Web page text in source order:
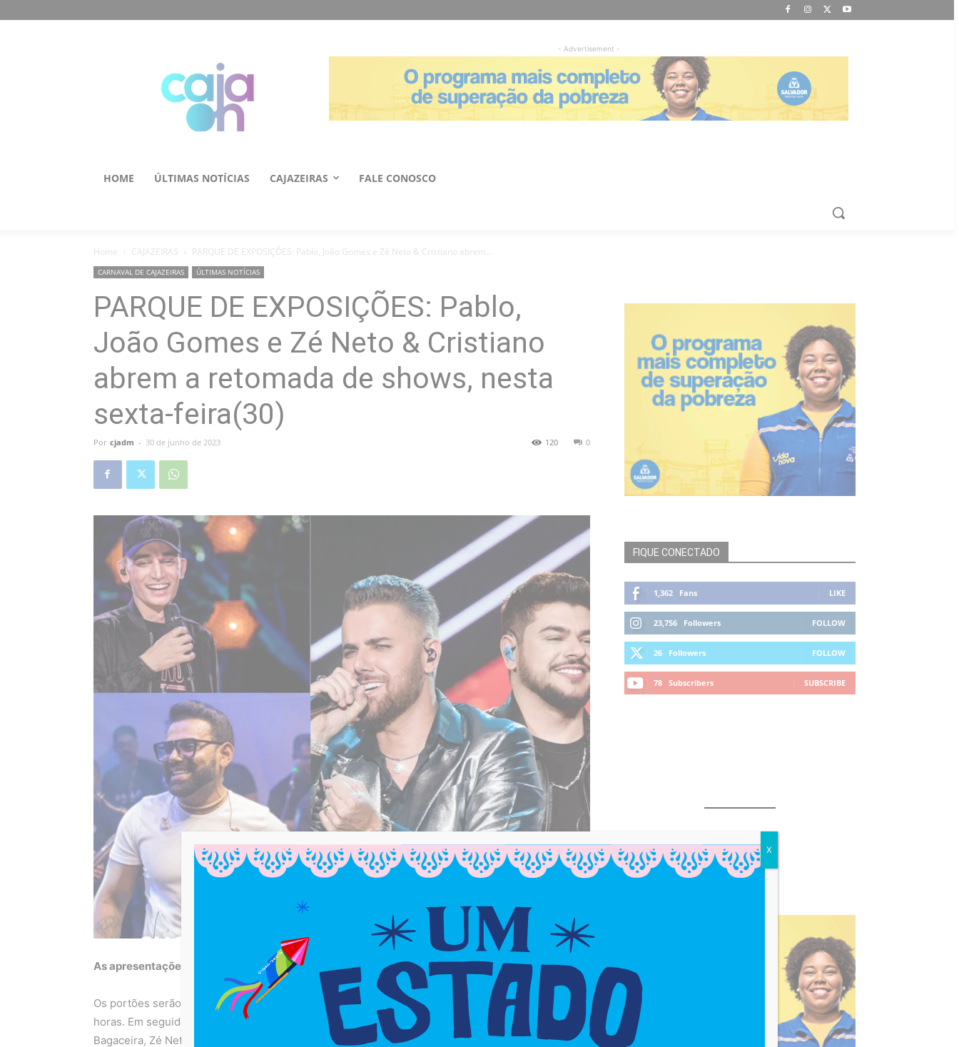
- Advertisement -
HOME ÚLTIMAS NOTÍCIAS CAJAZEIRAS FALE CONOSCO
Home CAJAZEIRAS PARQUE DE EXPOSIÇÕES: Pablo, João Gomes e Zé Neto & Cristiano abrem...
CARNAVAL DE CAJAZEIRAS ÚLTIMAS NOTÍCIAS
PARQUE DE EXPOSIÇÕES: Pablo,
João Gomes e Zé Neto & Cristiano
abrem a retomada de shows, nesta
sexta-feira(30)
Por cjadm - 30 de junho de 2023 0
120
As apresentações acontecem dentro da programação do São João da Bahia.
Os portões serão abertos às 17 horas e a Japinha Conde abre à noite como primeira atração, às 18
horas. Em seguida, se apresentam Danniel Vieira, Kevi Jonny, Iguinho & Lulinha, Filomena
Bagaceira, Zé Neto & Cristiano, Pablo e, para encerrar, o cantor João Gomes, grande ícone da
FIQUE CONECTADO
1,362 Fans LIKE
23,756 Followers FOLLOW
26 Followers FOLLOW
78 Subscribers SUBSCRIBE
X